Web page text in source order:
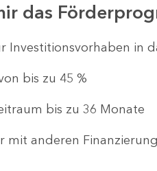
das
Investitionsvorhaben in
bis zu 45 %
bis zu 36 Monate
mit anderen